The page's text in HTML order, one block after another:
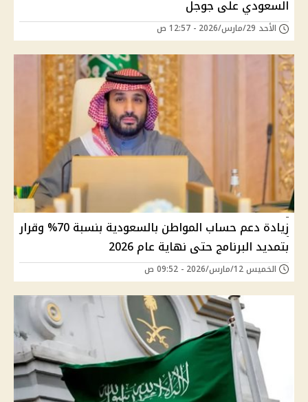
السعودي على جوجل
الأحد 29/مارس/2026 - 12:57 ص
زيادة دعم حساب المواطن بالسعودية بنسبة 70% وقرار
بتمديد البرنامج حتى نهاية عام 2026
الخميس 12/مارس/2026 - 09:52 ص